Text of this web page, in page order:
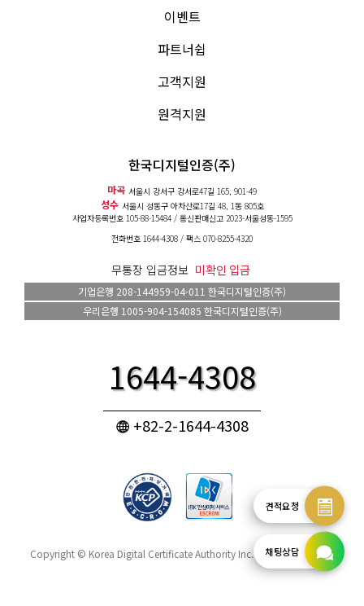
이벤트
파트너쉽
고객지원
원격지원
한국디지털인증(주)
마곡 서울시 강서구 강서로47길 165, 901-49
성수 서울시 성동구 아차산로17길 48, 1동 805호
사업자등록번호 105-88-15484 / 통신판매신고 2023-서울성동-1595
전화번호 1644-4308 / 팩스 070-8255-4320
무통장 입금정보 미확인 입금
기업은행 208-144959-04-011 한국디지털인증(주)
우리은행 1005-904-154085 한국디지털인증(주)
1644-4308
+82-2-1644-4308
Copyright © Korea Digital Certificate Authority Inc.All rights reserved.
견적요청
채팅상담